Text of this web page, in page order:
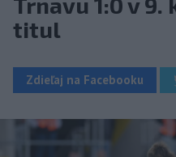
titul
Zdieľaj na Facebooku